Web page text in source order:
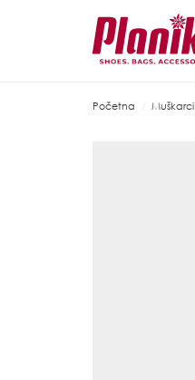
Početna Muškarci